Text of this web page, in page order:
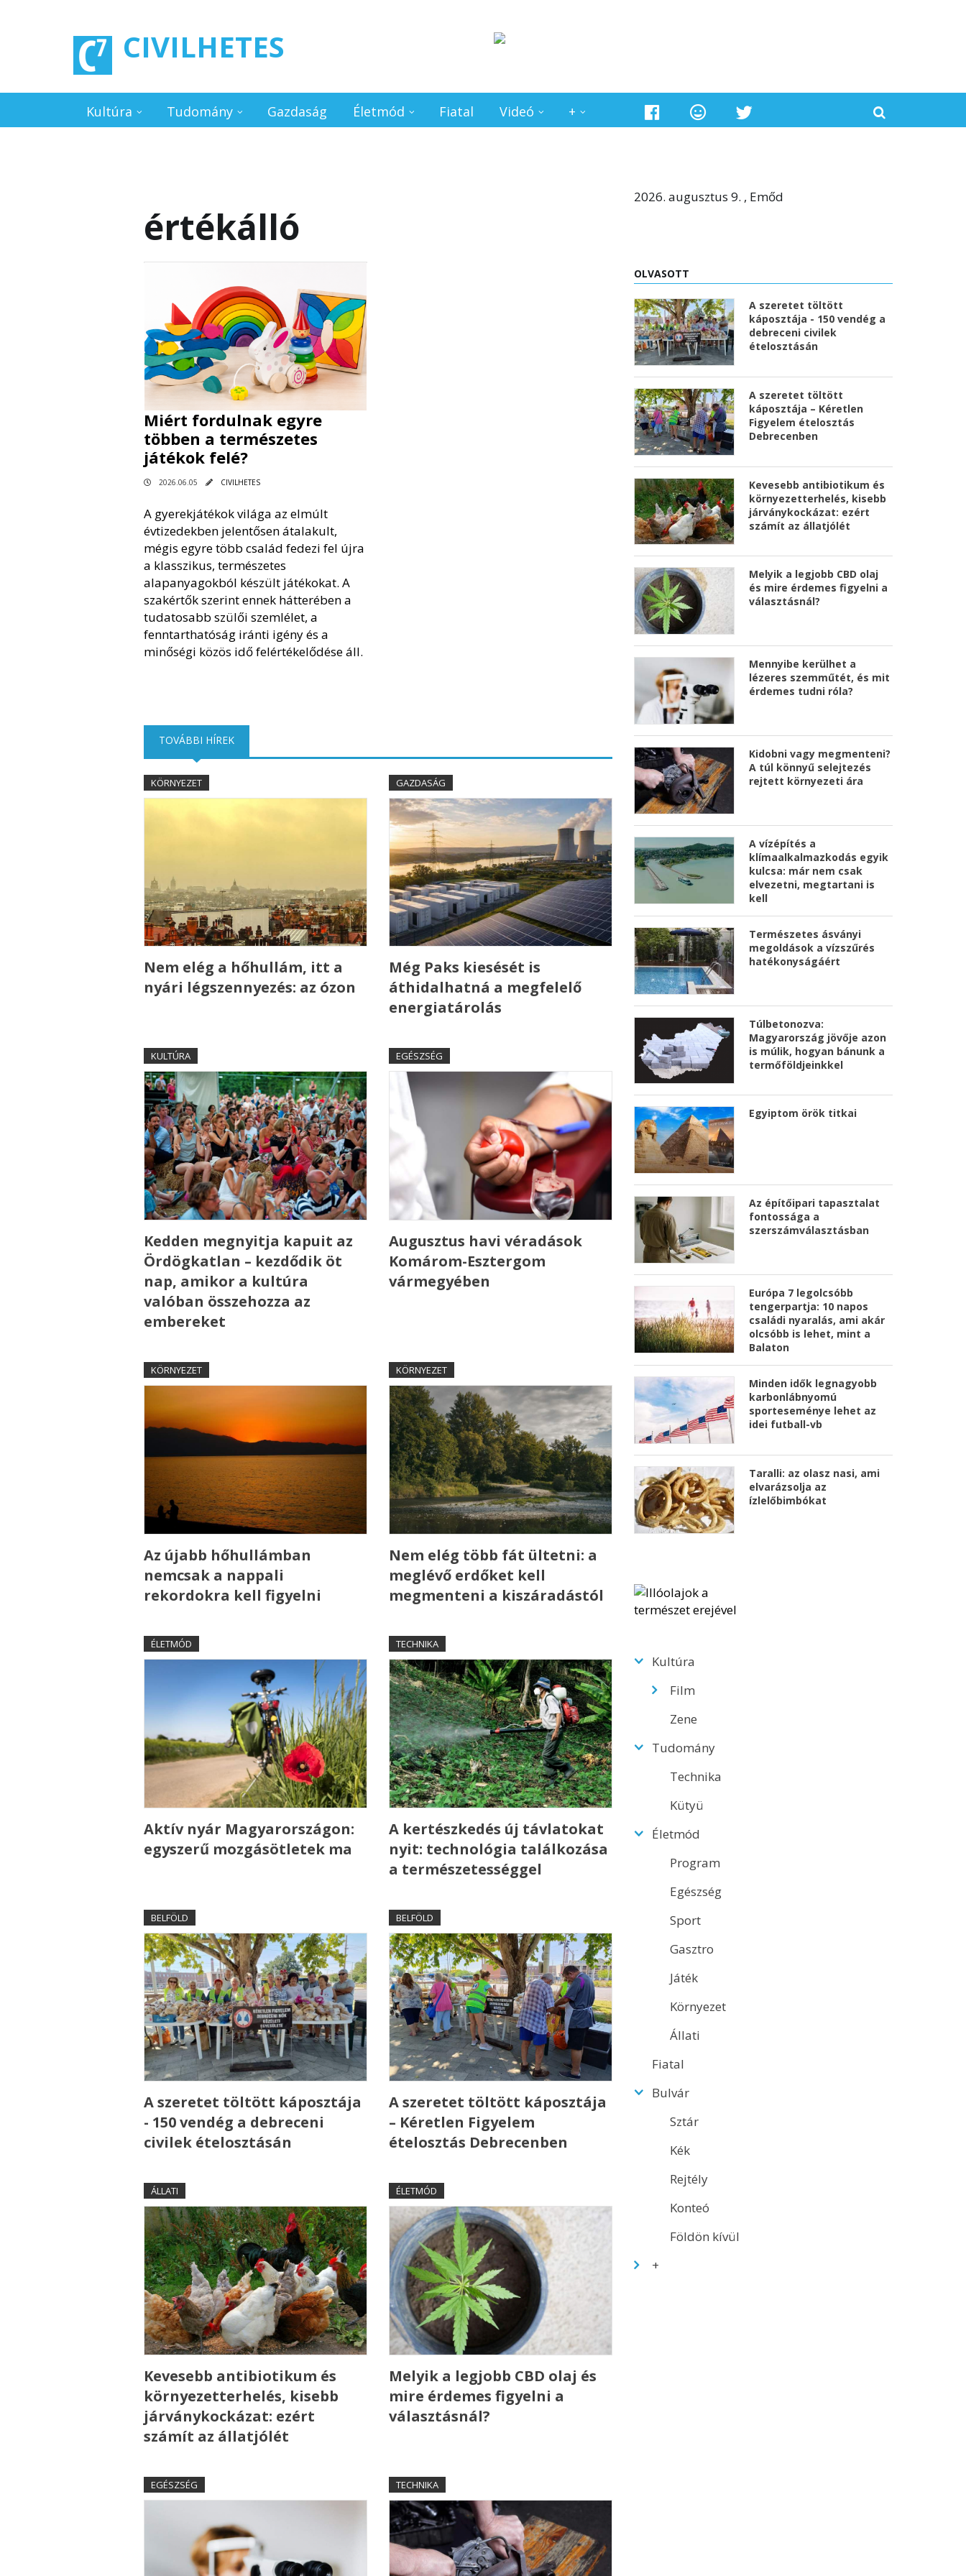
CIVILHETES
Kultúra Tudomány Gazdaság Életmód Fiatal Videó +
értékálló
Miért fordulnak egyre
többen a természetes
játékok felé?
2026.06.05 CIVILHETES
A gyerekjátékok világa az elmúlt
évtizedekben jelentősen átalakult,
mégis egyre több család fedezi fel újra
a klasszikus, természetes
alapanyagokból készült játékokat. A
szakértők szerint ennek hátterében a
tudatosabb szülői szemlélet, a
fenntarthatóság iránti igény és a
minőségi közös idő felértékelődése áll.
TOVÁBBI HÍREK(AKTÍV FÜL)
KÖRNYEZET
Nem elég a hőhullám, itt a
nyári légszennyezés: az ózon
GAZDASÁG
Még Paks kiesését is
áthidalhatná a megfelelő
energiatárolás
KULTÚRA
Kedden megnyitja kapuit az
Ördögkatlan – kezdődik öt
nap, amikor a kultúra
valóban összehozza az
embereket
EGÉSZSÉG
Augusztus havi véradások
Komárom-Esztergom
vármegyében
KÖRNYEZET
Az újabb hőhullámban
nemcsak a nappali
rekordokra kell figyelni
KÖRNYEZET
Nem elég több fát ültetni: a
meglévő erdőket kell
megmenteni a kiszáradástól
ÉLETMÓD
Aktív nyár Magyarországon:
egyszerű mozgásötletek ma
TECHNIKA
A kertészkedés új távlatokat
nyit: technológia találkozása
a természetességgel
BELFÖLD
A szeretet töltött káposztája
- 150 vendég a debreceni
civilek ételosztásán
BELFÖLD
A szeretet töltött káposztája
– Kéretlen Figyelem
ételosztás Debrecenben
ÁLLATI
Kevesebb antibiotikum és
környezetterhelés, kisebb
járványkockázat: ezért
számít az állatjólét
ÉLETMÓD
Melyik a legjobb CBD olaj és
mire érdemes figyelni a
választásnál?
EGÉSZSÉG TECHNIKA
2026. augusztus 9. , Emőd
OLVASOTT
A szeretet töltött
káposztája - 150 vendég a
debreceni civilek
ételosztásán
A szeretet töltött
káposztája – Kéretlen
Figyelem ételosztás
Debrecenben
Kevesebb antibiotikum és
környezetterhelés, kisebb
járványkockázat: ezért
számít az állatjólét
Melyik a legjobb CBD olaj
és mire érdemes figyelni a
választásnál?
Mennyibe kerülhet a
lézeres szemműtét, és mit
érdemes tudni róla?
Kidobni vagy megmenteni?
A túl könnyű selejtezés
rejtett környezeti ára
A vízépítés a
klímaalkalmazkodás egyik
kulcsa: már nem csak
elvezetni, megtartani is
kell
Természetes ásványi
megoldások a vízszűrés
hatékonyságáért
Túlbetonozva:
Magyarország jövője azon
is múlik, hogyan bánunk a
termőföldjeinkkel
Egyiptom örök titkai
Az építőipari tapasztalat
fontossága a
szerszámválasztásban
Európa 7 legolcsóbb
tengerpartja: 10 napos
családi nyaralás, ami akár
olcsóbb is lehet, mint a
Balaton
Minden idők legnagyobb
karbonlábnyomú
sporteseménye lehet az
idei futball-vb
Taralli: az olasz nasi, ami
elvarázsolja az
ízlelőbimbókat
Kultúra
Film
Zene
Tudomány
Technika
Kütyü
Életmód
Program
Egészség
Sport
Gasztro
Játék
Környezet
Állati
Fiatal
Bulvár
Sztár
Kék
Rejtély
Konteó
Földön kívül
+